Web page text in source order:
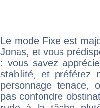
Le mode Fixe est
Jonas, et vous
: vous savez
stabilité, et préférez
personnage tenace,
pas confondre